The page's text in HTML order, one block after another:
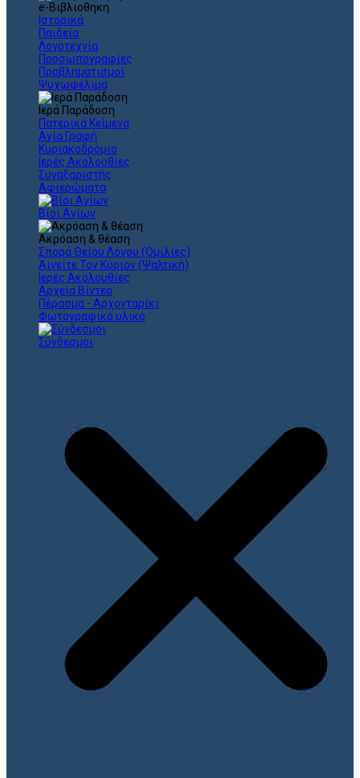
e-Βιβλιοθηκη
Ιστορικά
Παιδεία
Λογοτεχνία
Προσωπογραφίες
Προβληματισμοί
Ψυχωφέλιμα
Ιερά Παράδοση
Πατερικά Κείμενα
Αγία Γραφή
Κυριακοδρόμιο
Ιερές Ακολουθίες
Συναξαριστής
Αφιερώματα
Βίοι Αγίων
Ακρόαση & θέαση
Σπορά Θείου Λόγου (Ομιλίες)
Αινείτε Τον Κύριον (Ψαλτική)
Ιερές Ακολουθίες
Αρχεία Βίντεο
Πέρασμα - Αρχονταρίκι
Φωτογραφικό υλικό
Σύνδεσμοι